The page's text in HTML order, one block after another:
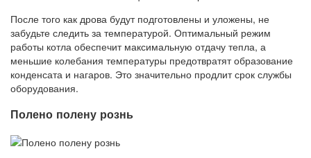
После того как дрова будут подготовлены и уложены, не
забудьте следить за температурой. Оптимальный режим
работы котла обеспечит максимальную отдачу тепла, а
меньшие колебания температуры предотвратят образование
конденсата и нагаров. Это значительно продлит срок службы
оборудования.
Полено полену рознь